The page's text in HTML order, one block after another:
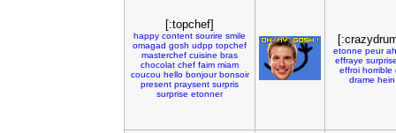
[:topchef]
happy content sourire smile
omagad gosh udpp topchef
masterchef cuisine bras
chocolat chef faim miam
coucou hello bonjour bonsoir
present praysent surpris
surprise etonner
etonne peur
effraye
effroi horrible
drame hein